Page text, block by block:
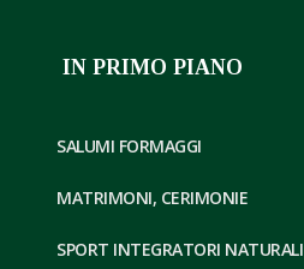
IN PRIMO PIANO
SALUMI FORMAGGI
MATRIMONI, CERIMONIE
SPORT INTEGRATORI NATURALI